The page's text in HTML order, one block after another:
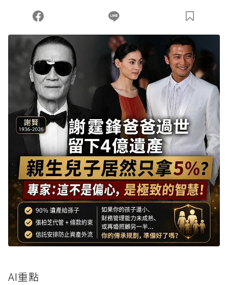
AI重點